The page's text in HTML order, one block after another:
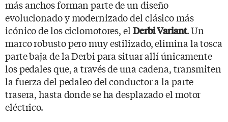
más anchos forman parte de un diseño
evolucionado y modernizado del clásico más
icónico de los ciclomotores, el Derbi Variant. Un
marco robusto pero muy estilizado, elimina la tosca
parte baja de la Derbi para situar allí únicamente
los pedales que, a través de una cadena, transmiten
la fuerza del pedaleo del conductor a la parte
trasera, hasta donde se ha desplazado el motor
eléctrico.